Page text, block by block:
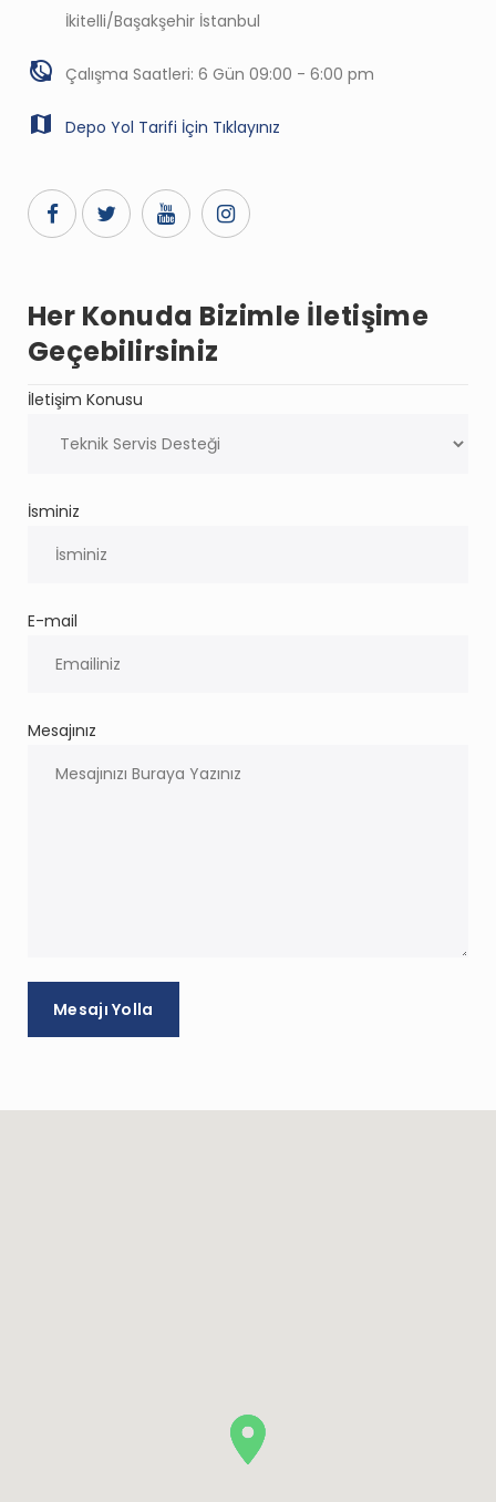
İkitelli/Başakşehir İstanbul
Çalışma Saatleri: 6 Gün 09:00 - 6:00 pm
Depo Yol Tarifi İçin Tıklayınız
Her Konuda Bizimle İletişime
Geçebilirsiniz
İletişim Konusu
İsminiz
E-mail
Mesajınız